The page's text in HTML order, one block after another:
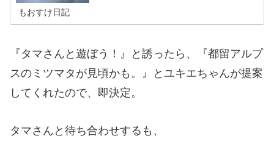
もおすけ日記
『タマさんと遊ぼう！』と誘ったら、『都留アルプ
スのミツマタが見頃かも。』とユキエちゃんが提案
してくれたので、即決定。
タマさんと待ち合わせするも、